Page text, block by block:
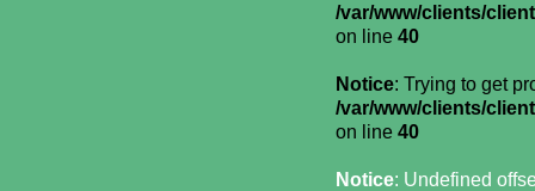
/var/www/clients/
on line 40
Notice: Trying to get
/var/www/clients/
on line 40
Notice: Undefined